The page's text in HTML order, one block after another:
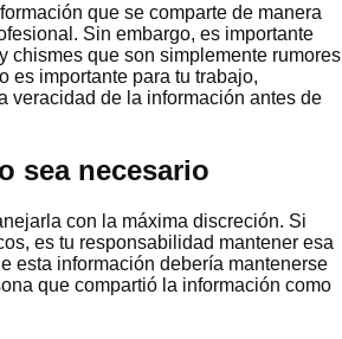
que se comparte de manera
Sin embargo, es importante
chismes que son simplemente rumores
es importante para tu trabajo,
veracidad de la información antes de
sea necesario
con la máxima discreción. Si
es tu responsabilidad mantener esa
esta información debería mantenerse
que compartió la información como